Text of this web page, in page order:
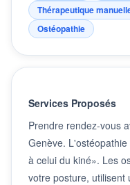
Thérapeutique
Ostéopathie
Services Proposés
Prendre rendez-vous
Genève.
à celui du kiné». Les
votre posture, utilisent